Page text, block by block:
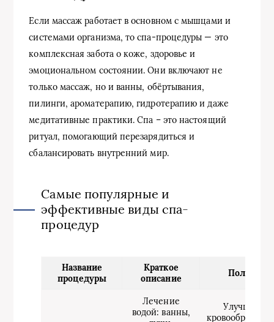
Если массаж работает в основном с мышцами и
системами организма, то спа-процедуры — это
комплексная забота о коже, здоровье и
эмоциональном состоянии. Они включают не
только массаж, но и ванны, обёртывания,
пилинги, ароматерапию, гидротерапию и даже
медитативные практики. Спа – это настоящий
ритуал, помогающий перезарядиться и
сбалансировать внутренний мир.
Самые популярные и
эффективные виды спа-
процедур
Название
процедуры
Краткое
описание
Польза
Лечение
водой: ванны,
Улучшает